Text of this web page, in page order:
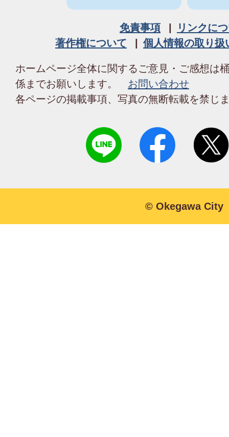
免責事項
リンクに
著作権について
個人情報の取り扱
ホームページ全体に関するご意見・ご感想は
係までお願いします。 お問い合わせ
各ページの掲載事項、写真の無断転載を禁じ
© Okegawa City